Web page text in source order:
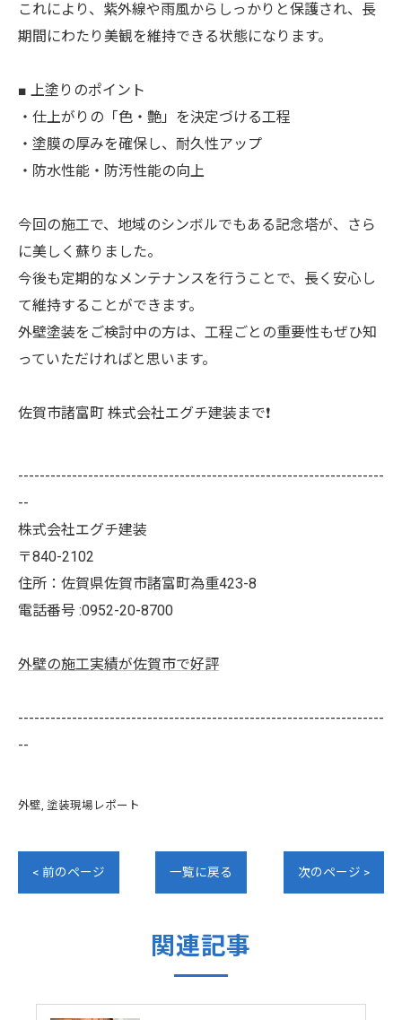
これにより、紫外線や雨風からしっかりと保護され、長
期間にわたり美観を維持できる状態になります。
■ 上塗りのポイント
・仕上がりの「色・艶」を決定づける工程
・塗膜の厚みを確保し、耐久性アップ
・防水性能・防汚性能の向上
今回の施工で、地域のシンボルでもある記念塔が、さら
に美しく蘇りました。
今後も定期的なメンテナンスを行うことで、長く安心し
て維持することができます。
外壁塗装をご検討中の方は、工程ごとの重要性もぜひ知
っていただければと思います。
佐賀市諸富町 株式会社エグチ建装まで❗️
--------------------------------------------------------------------
--
株式会社エグチ建装
〒840-2102
住所：佐賀県佐賀市諸富町為重423-8
電話番号 :0952-20-8700
外壁の施工実績が佐賀市で好評
--------------------------------------------------------------------
--
外壁 塗装現場レポート
< 前のページ 一覧に戻る 次のページ >
関連記事